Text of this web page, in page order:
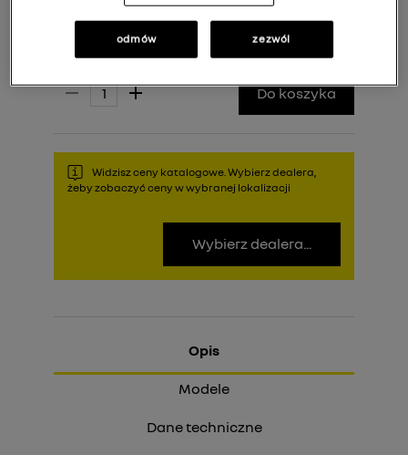
Cena rekomendowana: 195,00 zł
Do koszyka
Widzisz ceny katalogowe. Wybierz dealera,
żeby zobaczyć ceny w wybranej lokalizacji
Wybierz dealera...
Opis
Modele
Dane techniczne
odmów zezwól